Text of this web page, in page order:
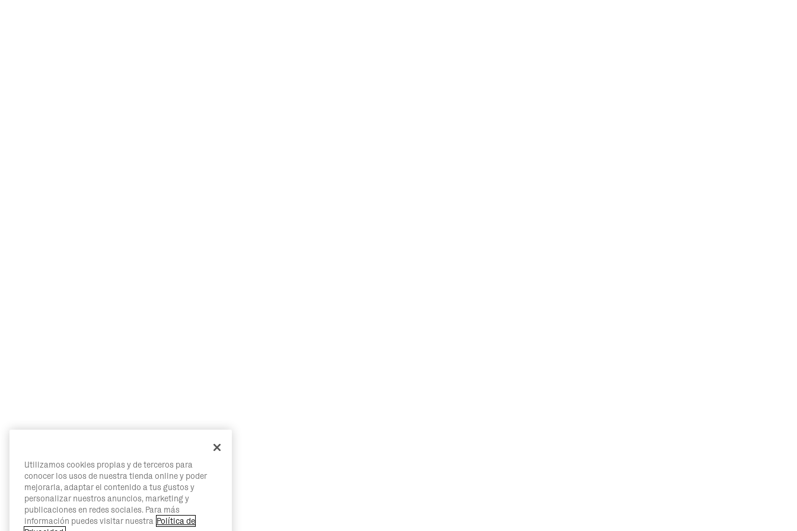
Utilizamos cookies propias y de terceros para
conocer los usos de nuestra tienda online y poder
mejorarla, adaptar el contenido a tus gustos y
personalizar nuestros anuncios, marketing y
publicaciones en redes sociales. Para más
información puedes visitar nuestra Política de